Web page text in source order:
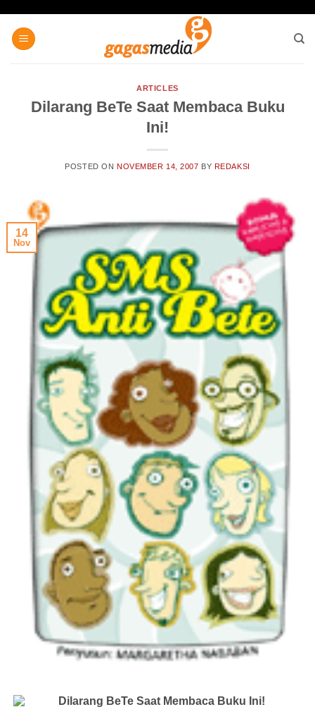
content
ARTICLES
Dilarang BeTe Saat Membaca Buku
Ini!
POSTED ON NOVEMBER 14, 2007 BY REDAKSI
14
Nov
Dilarang BeTe Saat Membaca Buku Ini!